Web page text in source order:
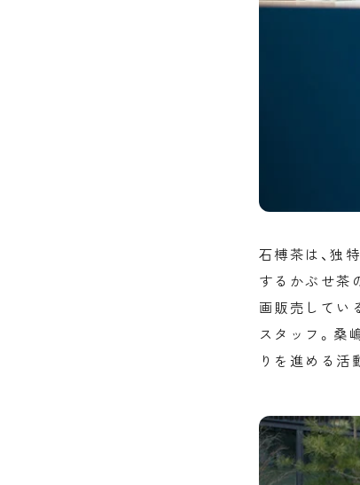
石榑茶は、独
するかぶせ茶
画販売してい
スタッフ。桑
りを進める活